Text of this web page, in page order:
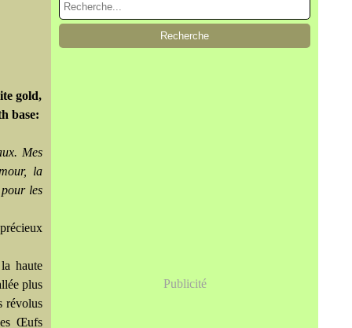
gold,
base:
Mes
la
les
haute
plus
révolus
Œufs
Publicité